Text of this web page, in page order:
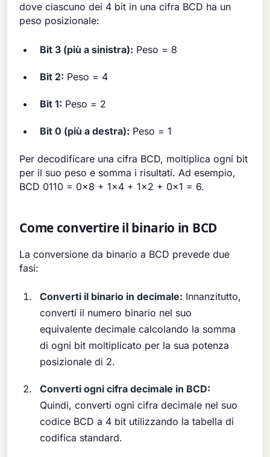
dove ciascuno dei 4 bit in una cifra BCD ha un
peso posizionale:
Bit 3 (più a sinistra): Peso = 8
Bit 2: Peso = 4
Bit 1: Peso = 2
Bit 0 (più a destra): Peso = 1
Per decodificare una cifra BCD, moltiplica ogni bit
per il suo peso e somma i risultati. Ad esempio,
BCD 0110 = 0×8 + 1×4 + 1×2 + 0×1 = 6.
Come convertire il binario in BCD
La conversione da binario a BCD prevede due
fasi:
Converti il binario in decimale: Innanzitutto,
converti il numero binario nel suo
equivalente decimale calcolando la somma
di ogni bit moltiplicato per la sua potenza
posizionale di 2.
Converti ogni cifra decimale in BCD:
Quindi, converti ogni cifra decimale nel suo
codice BCD a 4 bit utilizzando la tabella di
codifica standard.